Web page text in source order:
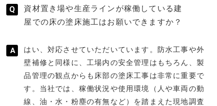
資材置き場や生産ラインが稼働している建
屋での床の塗床施工はお願いできますか？
はい、対応させていただいています。防水工事や外
壁補修と同様に、工場内の安全管理はもちろん、製
品管理の観点からも床部の塗床工事は非常に重要で
す。当社では、稼働状況や使用環境（人や車両の動
線、油・水・粉塵の有無など）を踏まえた現地調査